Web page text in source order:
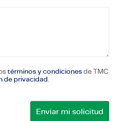
términos y condiciones de TMC
de privacidad.